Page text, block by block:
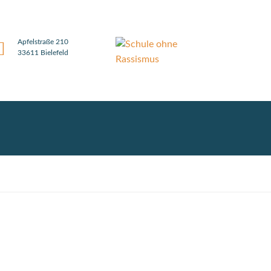
Apfelstraße 210
33611 Bielefeld